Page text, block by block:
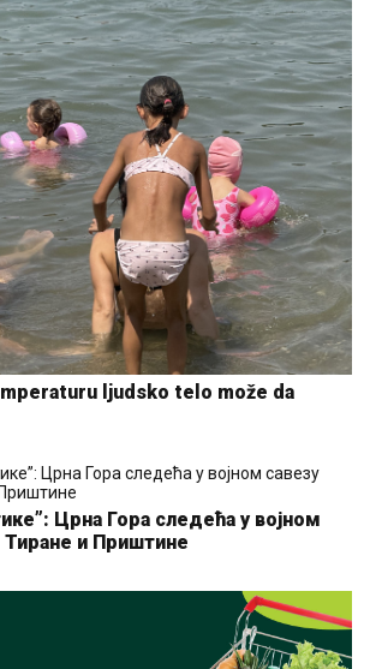
ljudsko telo može da
Црна Гора следећа у војном
Тиране и Приштине